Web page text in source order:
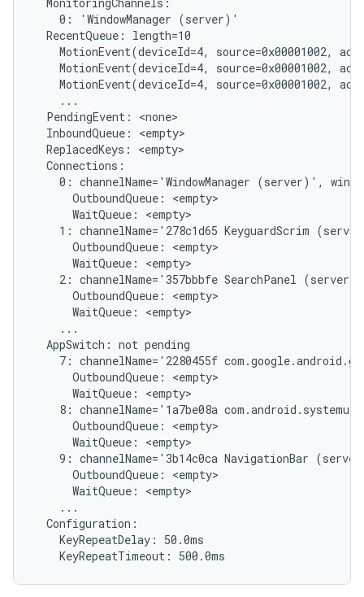
    0: 'WindowManager (server)'
  RecentQueue: length=10
MotionEvent(deviceId=4, source=0x00001002,
MotionEvent(deviceId=4, source=0x00001002,
MotionEvent(deviceId=4, source=0x00001002,
    ...
  PendingEvent: <none>
  InboundQueue: <empty>
  ReplacedKeys: <empty>
  Connections:
0: channelName='WindowManager (server)',
      OutboundQueue: <empty>
      WaitQueue: <empty>
1: channelName='278c1d65 KeyguardScrim
      OutboundQueue: <empty>
      WaitQueue: <empty>
2: channelName='357bbbfe SearchPanel
      OutboundQueue: <empty>
      WaitQueue: <empty>
    ...
  AppSwitch: not pending
7: channelName='2280455f
      OutboundQueue: <empty>
      WaitQueue: <empty>
8: channelName='1a7be08a
      OutboundQueue: <empty>
      WaitQueue: <empty>
9: channelName='3b14c0ca NavigationBar
      OutboundQueue: <empty>
      WaitQueue: <empty>
    ...
  Configuration:
    KeyRepeatDelay: 50.0ms